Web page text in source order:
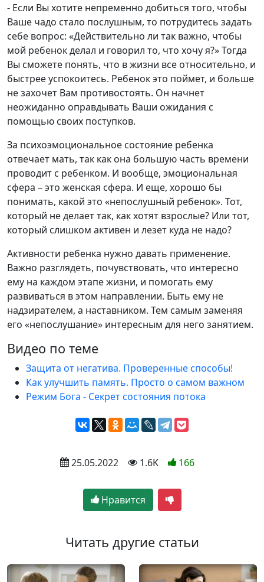
- Если Вы хотите непременно добиться того, чтобы
Ваше чадо стало послушным, то потрудитесь задать
себе вопрос: «Действительно ли так важно, чтобы
мой ребенок делал и говорил то, что хочу я?» Тогда
Вы сможете понять, что в жизни все относительно, и
быстрее успокоитесь. Ребенок это поймет, и больше
не захочет Вам противостоять. Он начнет
неожиданно оправдывать Ваши ожидания с
помощью своих поступков.
За психоэмоциональное состояние ребенка
отвечает мать, так как она большую часть времени
проводит с ребенком. И вообще, эмоциональная
сфера – это женская сфера. И еще, хорошо бы
понимать, какой это «непослушный ребенок». Тот,
который не делает так, как хотят взрослые? Или тот,
который слишком активен и лезет куда не надо?
Активности ребенка нужно давать применение.
Важно разглядеть, почувствовать, что интересно
ему на каждом этапе жизни, и помогать ему
развиваться в этом направлении. Быть ему не
надзирателем, а наставником. Тем самым заменяя
его «непослушание» интересным для него занятием.
Видео по теме
Защита от негатива. Проверенные способы!
Как улучшить память. Просто о самом важном
Режим Бога - Секрет состояния потока
25.05.2022 1.6K 166
Нравится
Читать другие статьи